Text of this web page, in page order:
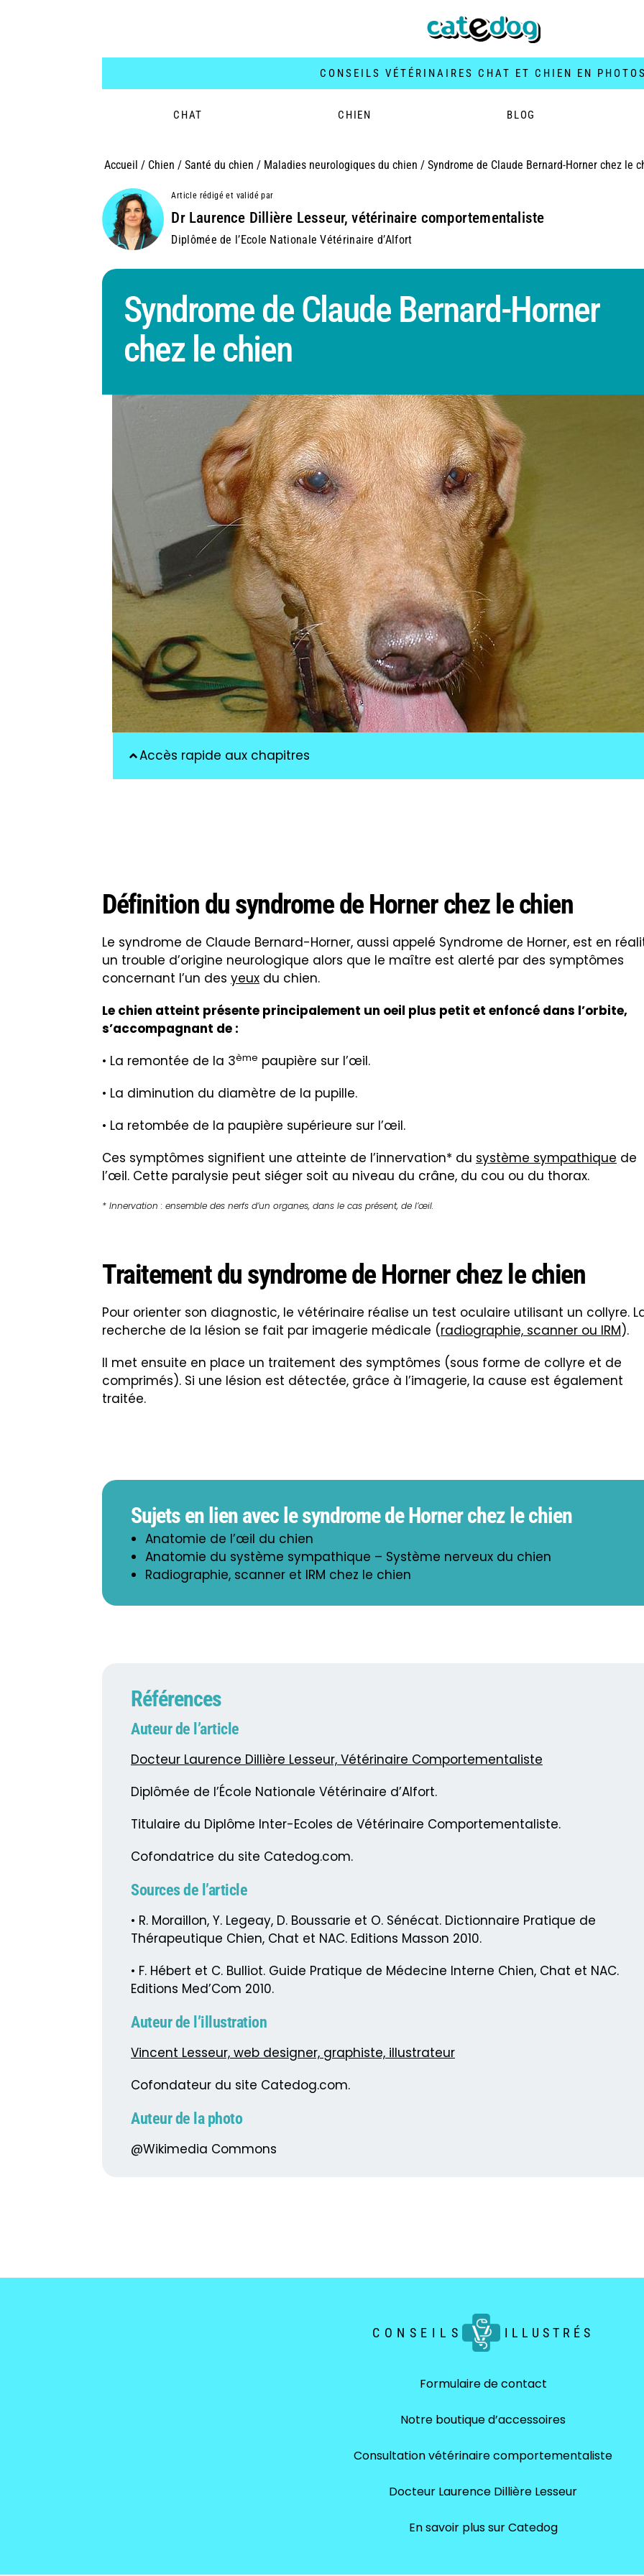
CONSEILS VÉTÉRINAIRES CHAT ET CHIEN EN
CHAT CHIEN BLOG
Accueil / Chien / Santé du chien / Maladies neurologiques du chien / Syndrome de Claude Bernard-Horner chez le
Article rédigé et validé par
Dr Laurence Dillière Lesseur, vétérinaire comportementaliste
Diplômée de l’Ecole Nationale Vétérinaire d’Alfort
Syndrome de Claude Bernard-Horner
chez le chien
Accès rapide aux chapitres
Définition du syndrome de Horner chez le chien
Le syndrome de Claude Bernard-Horner, aussi appelé Syndrome de Horner, est en
un trouble d’origine neurologique alors que le maître est alerté par des symptômes
concernant l’un des yeux du chien.
Le chien atteint présente principalement un oeil plus petit et enfoncé dans l’orbite,
s’accompagnant de :
• La remontée de la 3ème paupière sur l’œil.
• La diminution du diamètre de la pupille.
• La retombée de la paupière supérieure sur l’œil.
Ces symptômes signifient une atteinte de l’innervation* du système sympathique de
l’œil. Cette paralysie peut siéger soit au niveau du crâne, du cou ou du thorax.
* Innervation : ensemble des nerfs d’un organes, dans le cas présent, de l’œil.
Traitement du syndrome de Horner chez le chien
Pour orienter son diagnostic, le vétérinaire réalise un test oculaire utilisant un collyre.
recherche de la lésion se fait par imagerie médicale (radiographie, scanner ou IRM).
Il met ensuite en place un traitement des symptômes (sous forme de collyre et de
comprimés). Si une lésion est détectée, grâce à l’imagerie, la cause est également
traitée.
Sujets en lien avec le syndrome de Horner chez le chien
Anatomie de l’œil du chien
Anatomie du système sympathique – Système nerveux du chien
Radiographie, scanner et IRM chez le chien
Références
Auteur de l’article
Docteur Laurence Dillière Lesseur, Vétérinaire Comportementaliste
Diplômée de l’École Nationale Vétérinaire d’Alfort.
Titulaire du Diplôme Inter-Ecoles de Vétérinaire Comportementaliste.
Cofondatrice du site Catedog.com.
Sources de l’article
• R. Moraillon, Y. Legeay, D. Boussarie et O. Sénécat. Dictionnaire Pratique de
Thérapeutique Chien, Chat et NAC. Editions Masson 2010.
• F. Hébert et C. Bulliot. Guide Pratique de Médecine Interne Chien, Chat et NAC.
Editions Med’Com 2010.
Auteur de l’illustration
Vincent Lesseur, web designer, graphiste, illustrateur
Cofondateur du site Catedog.com.
Auteur de la photo
@Wikimedia Commons
CONSEILS ILLUSTRÉS
Formulaire de contact
Notre boutique d’accessoires
Consultation vétérinaire comportementaliste
Docteur Laurence Dillière Lesseur
En savoir plus sur Catedog